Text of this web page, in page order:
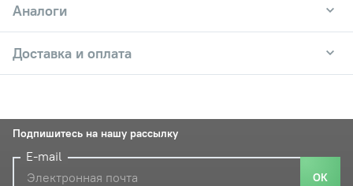
Аналоги
Доставка и оплата
Подпишитесь на нашу рассылку
E-mail
ОК